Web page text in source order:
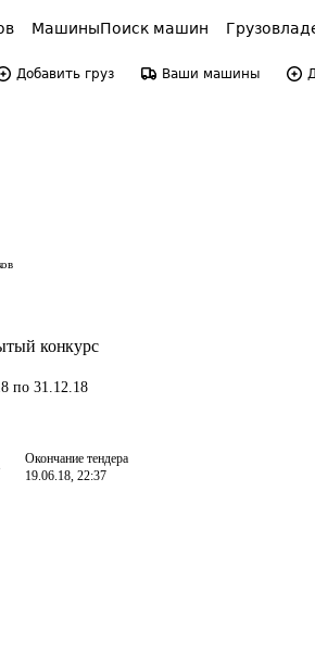
МашиныПоиск машин
Добавить груз Ваши машины
конкурс
по 31.12.18
Окончание тендера
19.06.18, 22:37